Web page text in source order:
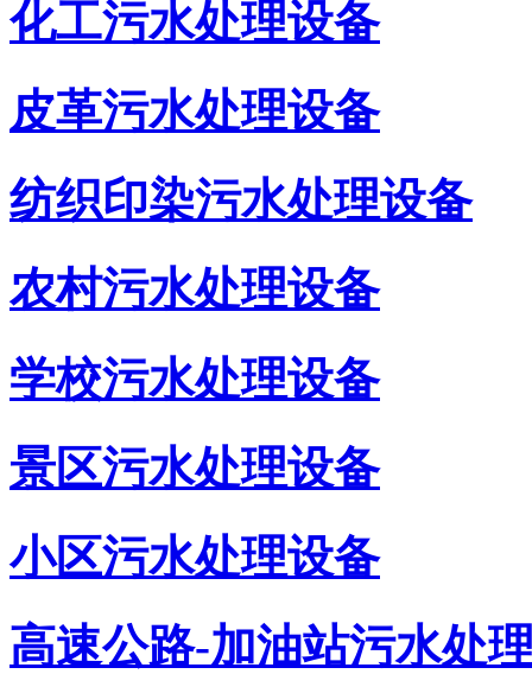
化工污水处理设备
皮革污水处理设备
纺织印染污水处理设备
农村污水处理设备
学校污水处理设备
景区污水处理设备
小区污水处理设备
高速公路-加油站污水处